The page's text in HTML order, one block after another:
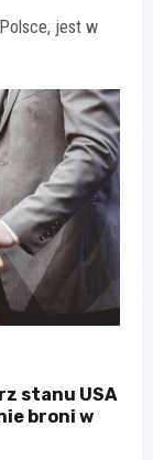
jest w
stanu USA
broni w